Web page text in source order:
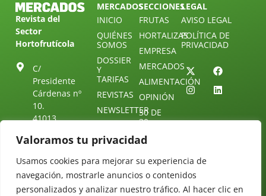
Valoramos tu privacidad
Usamos cookies para mejorar su experiencia de
navegación, mostrarle anuncios o contenidos
personalizados y analizar nuestro tráfico. Al hacer clic en
Revista del
Sector
Hortofrutícola
C/
Presidente
Cárdenas nº
10.
41013
ESPAÑA
Tel: (+34) 954
25 88 51
redaccion@revistamercados.com
MERCADOS
INICIO
QUIÉNES
SOMOS
DOSSIER
Y
TARIFAS
REVISTAS
NEWSLETTER
ÚNETE A
TELEGRAM
CONTACTO
SECCIONES
FRUTAS
HORTALIZAS
EMPRESA
MERCADOS
ALIMENTACIÓN
OPINIÓN
30 DE
30
DIRECTORIO
LEGAL
AVISO LEGAL
POLÍTICA DE
PRIVACIDAD